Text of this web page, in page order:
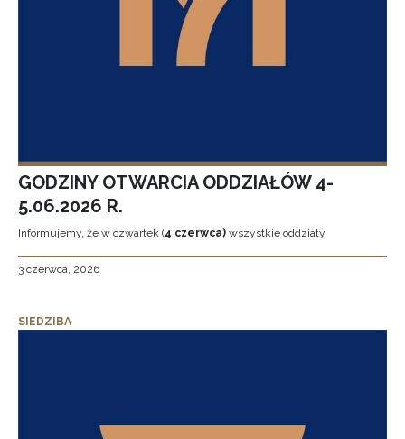
GODZINY OTWARCIA ODDZIAŁÓW 4-
5.06.2026 R.
Informujemy, że w czwartek (4 czerwca) wszystkie oddziały
3 czerwca, 2026
SIEDZIBA